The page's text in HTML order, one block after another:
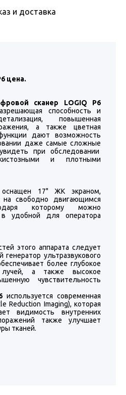
и доставка
цена.
сканер LOGIQ P6
способность и
повышенная
а также цветная
дают возможность
даже самые сложные
при обследовании
и плотными
оснащен 17" ЖК экраном,
на свободно двигающимся
которому можно
удобной для оператора
этого аппарата следует
ультразвукового
более глубокое
лучей, а также высокое
чувствительность
используется современная
Reduction Imaging), которая
видимость внутренних
также улучшает
тканей.